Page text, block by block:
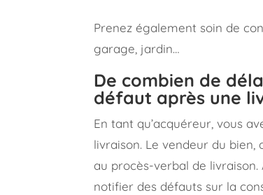
Prenez également soin de
garage, jardin…
De combien de
défaut après une
En tant qu’acquéreur, vous
livraison. Le vendeur du
au procès-verbal de livraison.
notifier des défauts sur la